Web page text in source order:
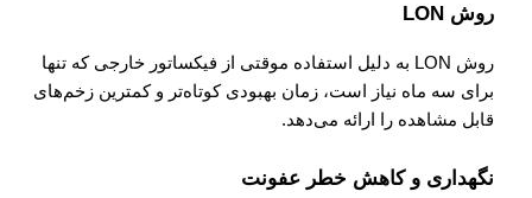
روش LON
روش LON به دلیل استفاده موقتی از فیکساتور خارجی که تنها
برای سه ماه نیاز است، زمان بهبودی کوتاه‌تر و کمترین زخم‌های
قابل مشاهده را ارائه می‌دهد.
نگهداری و کاهش خطر عفونت